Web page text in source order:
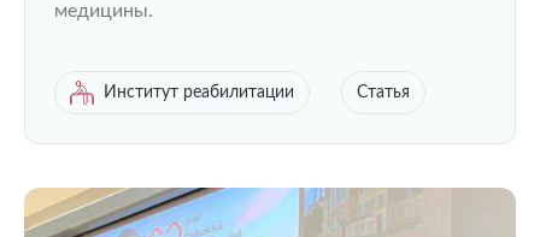
медицины.
Институт реабилитации Статья